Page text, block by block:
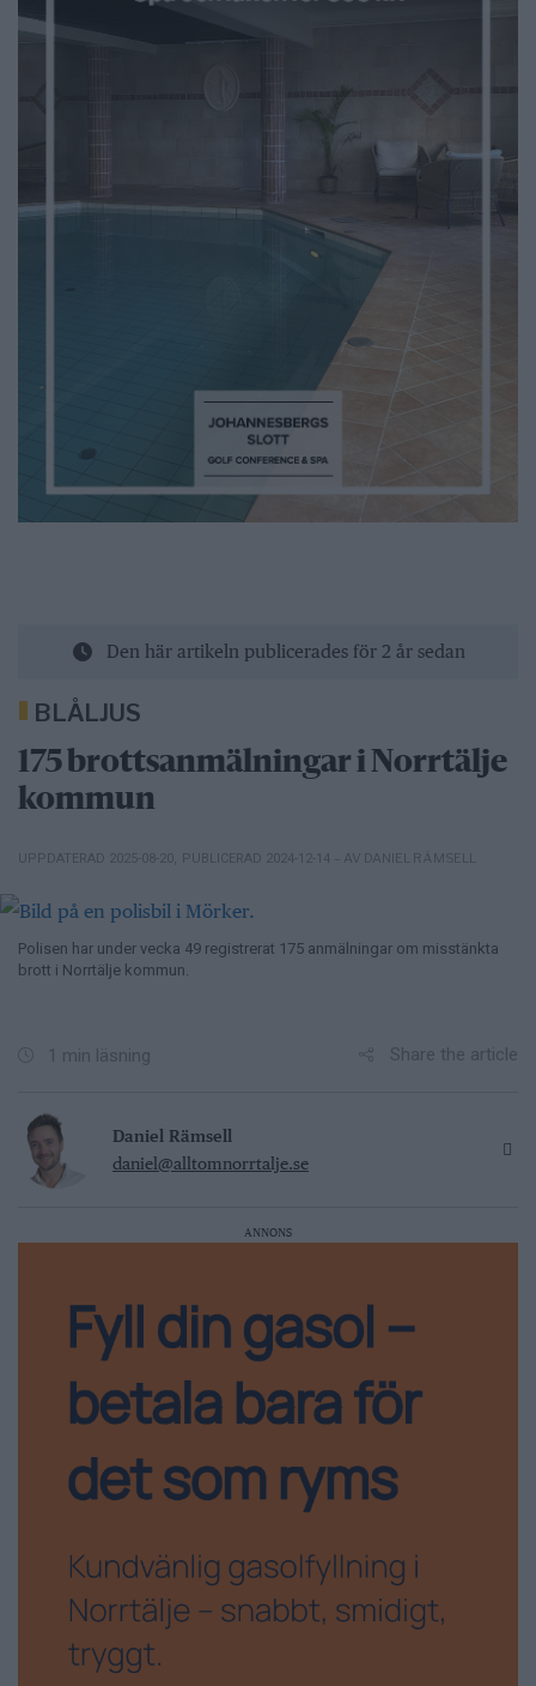
Den här artikeln publicerades för 2 år sedan
BLÅLJUS
175 brottsanmälningar i Norrtälje
kommun
UPPDATERAD 2025-08-20 PUBLICERAD 2024-12-14 – AV DANIEL RÄMSELL
Polisen har under vecka 49 registrerat 175 anmälningar om misstänkta
brott i Norrtälje kommun.
1 min läsning Share the article
Daniel Rämsell
daniel@alltomnorrtalje.se
ANNONS